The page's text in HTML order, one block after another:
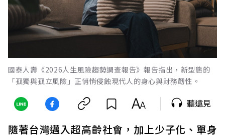
國泰人壽《2026人生風險趨勢調查報告》報告指出，新型態的
「孤獨與孤立風險」正悄悄侵蝕現代人的身心與財務韌性。
聽遠見
隨著台灣邁入超高齡社會，加上少子化、單身